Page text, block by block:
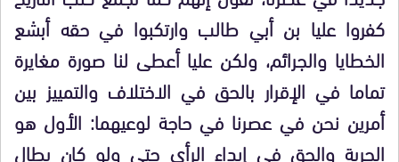
كفروا عليا بن أبي طالب وارتكبوا في حقه أبشع
الخطايا والجرائم، ولكن عليا أعطى لنا صورة مغايرة
تماما في الإقرار بالحق في الاختلاف والتمييز بين
أمرين نحن في عصرنا في حاجة لوعيهما: الأول هو
الحرية والحق في إبداء الرأي حتى ولو كان يطال